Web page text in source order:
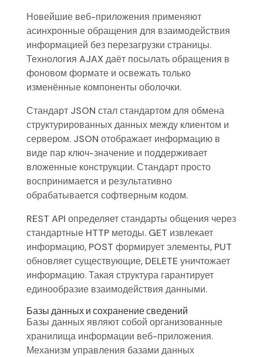
Новейшие веб-приложения применяют
асинхронные обращения для взаимодействия
информацией без перезагрузки страницы.
Технология AJAX даёт посылать обращения в
фоновом формате и освежать только
изменённые компоненты оболочки.
Стандарт JSON стал стандартом для обмена
структурированных данных между клиентом и
сервером. JSON отображает информацию в
виде пар ключ-значение и поддерживает
вложенные конструкции. Стандарт просто
воспринимается и результативно
обрабатывается софтверным кодом.
REST API определяет стандарты общения через
стандартные HTTP методы. GET извлекает
информацию, POST формирует элементы, PUT
обновляет существующие, DELETE уничтожает
информацию. Такая структура гарантирует
единообразие взаимодействия данными.
Базы данных и сохранение сведений
Базы данных являют собой организованные
хранилища информации веб-приложения.
Механизм управления базами данных